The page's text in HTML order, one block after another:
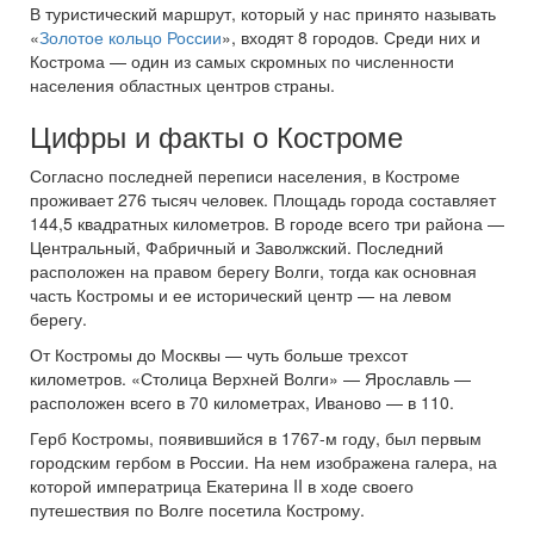
В туристический маршрут, который у нас принято называть
«Золотое кольцо России», входят 8 городов. Среди них и
Кострома — один из самых скромных по численности
населения областных центров страны.
Цифры и факты о Костроме
Согласно последней переписи населения, в Костроме
проживает 276 тысяч человек. Площадь города составляет
144,5 квадратных километров. В городе всего три района —
Центральный, Фабричный и Заволжский. Последний
расположен на правом берегу Волги, тогда как основная
часть Костромы и ее исторический центр — на левом
берегу.
От Костромы до Москвы — чуть больше трехсот
километров. «Столица Верхней Волги» — Ярославль —
расположен всего в 70 километрах, Иваново — в 110.
Герб Костромы, появившийся в 1767-м году, был первым
городским гербом в России. На нем изображена галера, на
которой императрица Екатерина II в ходе своего
путешествия по Волге посетила Кострому.